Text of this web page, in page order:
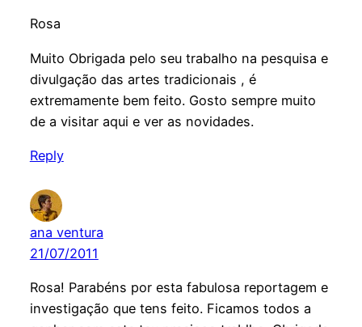
Rosa
Muito Obrigada pelo seu trabalho na pesquisa e
divulgação das artes tradicionais , é
extremamente bem feito. Gosto sempre muito
de a visitar aqui e ver as novidades.
Reply
ana ventura
21/07/2011
Rosa! Parabéns por esta fabulosa reportagem e
investigação que tens feito. Ficamos todos a